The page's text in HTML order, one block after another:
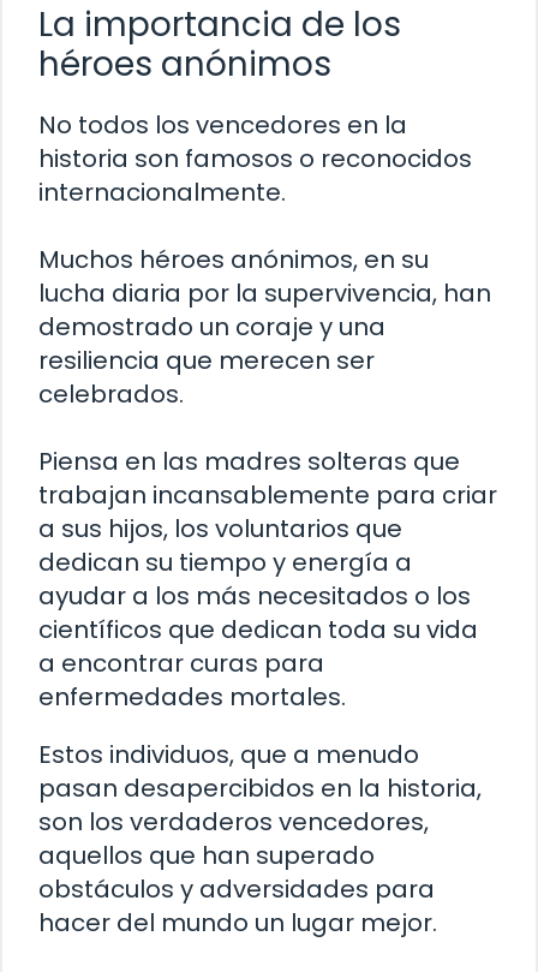
La importancia de los
héroes anónimos
No todos los vencedores en la
historia son famosos o reconocidos
internacionalmente.
Muchos héroes anónimos, en su
lucha diaria por la supervivencia, han
demostrado un coraje y una
resiliencia que merecen ser
celebrados.
Piensa en las madres solteras que
trabajan incansablemente para criar
a sus hijos, los voluntarios que
dedican su tiempo y energía a
ayudar a los más necesitados o los
científicos que dedican toda su vida
a encontrar curas para
enfermedades mortales.
Estos individuos, que a menudo
pasan desapercibidos en la historia,
son los verdaderos vencedores,
aquellos que han superado
obstáculos y adversidades para
hacer del mundo un lugar mejor.